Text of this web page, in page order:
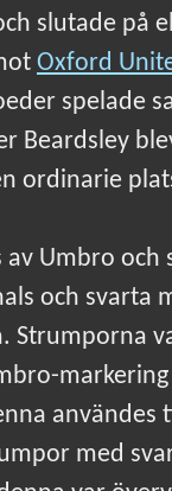
slutade på
Oxford
spelade
Beardsley
ordinarie
Umbro
och svarta
Strumporna
användes
med